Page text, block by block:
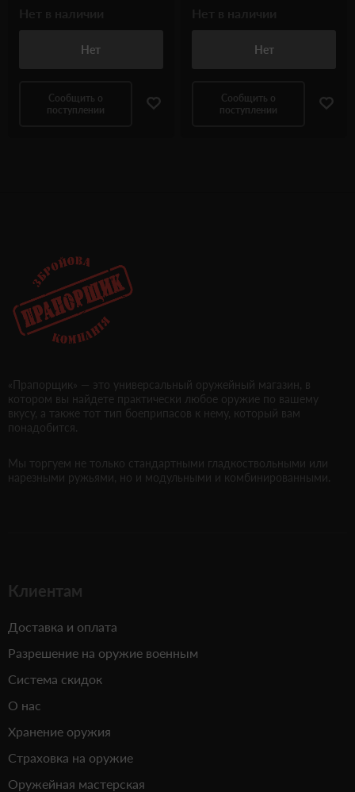
Нет
Сообщить о
поступлении
Нет
Сообщить о
поступлении
«Прапорщик» — это универсальный оружейный магазин, в
котором вы найдете практически любое оружие по вашему
вкусу, а также тот тип боеприпасов к нему, который вам
понадобится.
Мы торгуем не только стандартными гладкоствольными или
нарезными ружьями, но и модульными и комбинированными.
Клиентам
Доставка и оплата
Разрешение на оружие военным
Система скидок
О нас
Хранение оружия
Страховка на оружие
Оружейная мастерская